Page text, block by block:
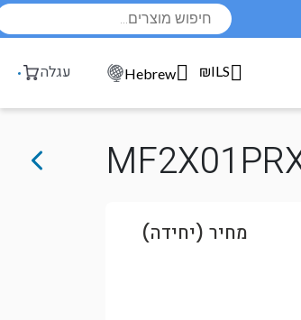
עגלה Hebrew ₪ILS
מחיר (יחידה)